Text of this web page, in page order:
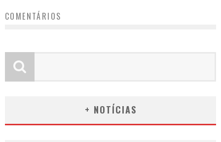
COMENTÁRIOS
+ NOTÍCIAS